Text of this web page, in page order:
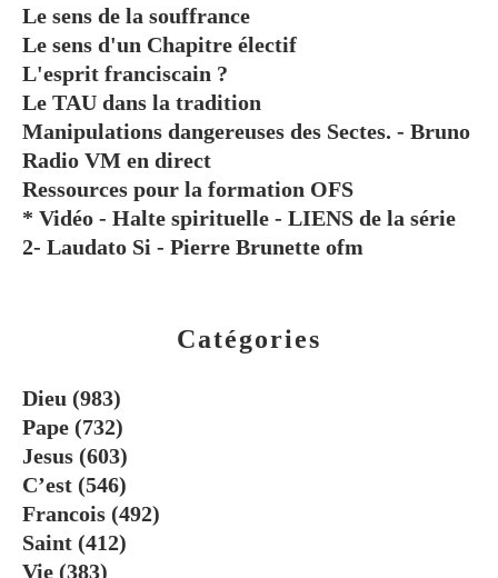
Catégories
Dieu (983)
Pape (732)
Jesus (603)
C’est (546)
Francois (492)
Saint (412)
Vie (383)
Le sens de la souffrance
Le sens d'un Chapitre électif
L'esprit franciscain ?
Le TAU dans la tradition
Manipulations dangereuses des Sectes. - Bruno
Radio VM en direct
Ressources pour la formation OFS
* Vidéo - Halte spirituelle - LIENS de la série
2- Laudato Si - Pierre Brunette ofm